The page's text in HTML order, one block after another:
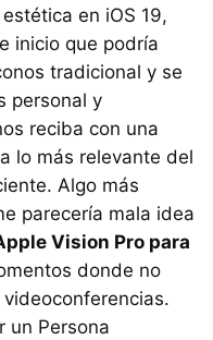
en iOS 19,
inicio que podría
tradicional y se
personal y
reciba con una
lo más relevante del
Algo más
parecería mala idea
Vision Pro para
donde no
un Persona